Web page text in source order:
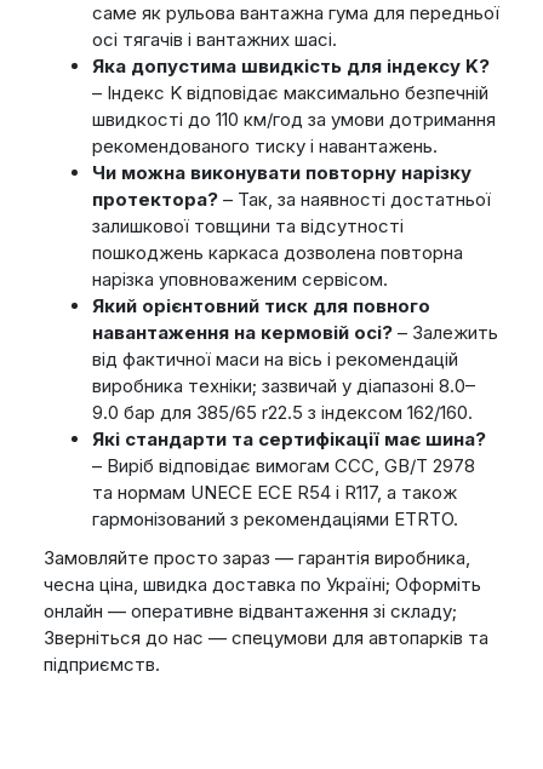
саме як рульова вантажна гума для передньої
осі тягачів і вантажних шасі.
Яка допустима швидкість для індексу K?
– Індекс K відповідає максимально безпечній
швидкості до 110 км/год за умови дотримання
рекомендованого тиску і навантажень.
Чи можна виконувати повторну нарізку
протектора?– Так, за наявності достатньої
залишкової товщини та відсутності
пошкоджень каркаса дозволена повторна
нарізка уповноваженим сервісом.
Який орієнтовний тиск для повного
навантаження на кермовій осі?– Залежить
від фактичної маси на вісь і рекомендацій
виробника техніки; зазвичай у діапазоні 8.0–
9.0 бар для 385/65 r22.5 з індексом 162/160.
Які стандарти та сертифікації має шина?
– Виріб відповідає вимогам CCC, GB/T 2978
та нормам UNECE ECE R54 і R117, а також
гармонізований з рекомендаціями ETRTO.
Замовляйте просто зараз — гарантія виробника,
чесна ціна, швидка доставка по Україні; Оформіть
онлайн — оперативне відвантаження зі складу;
Зверніться до нас — спецумови для автопарків та
підприємств.